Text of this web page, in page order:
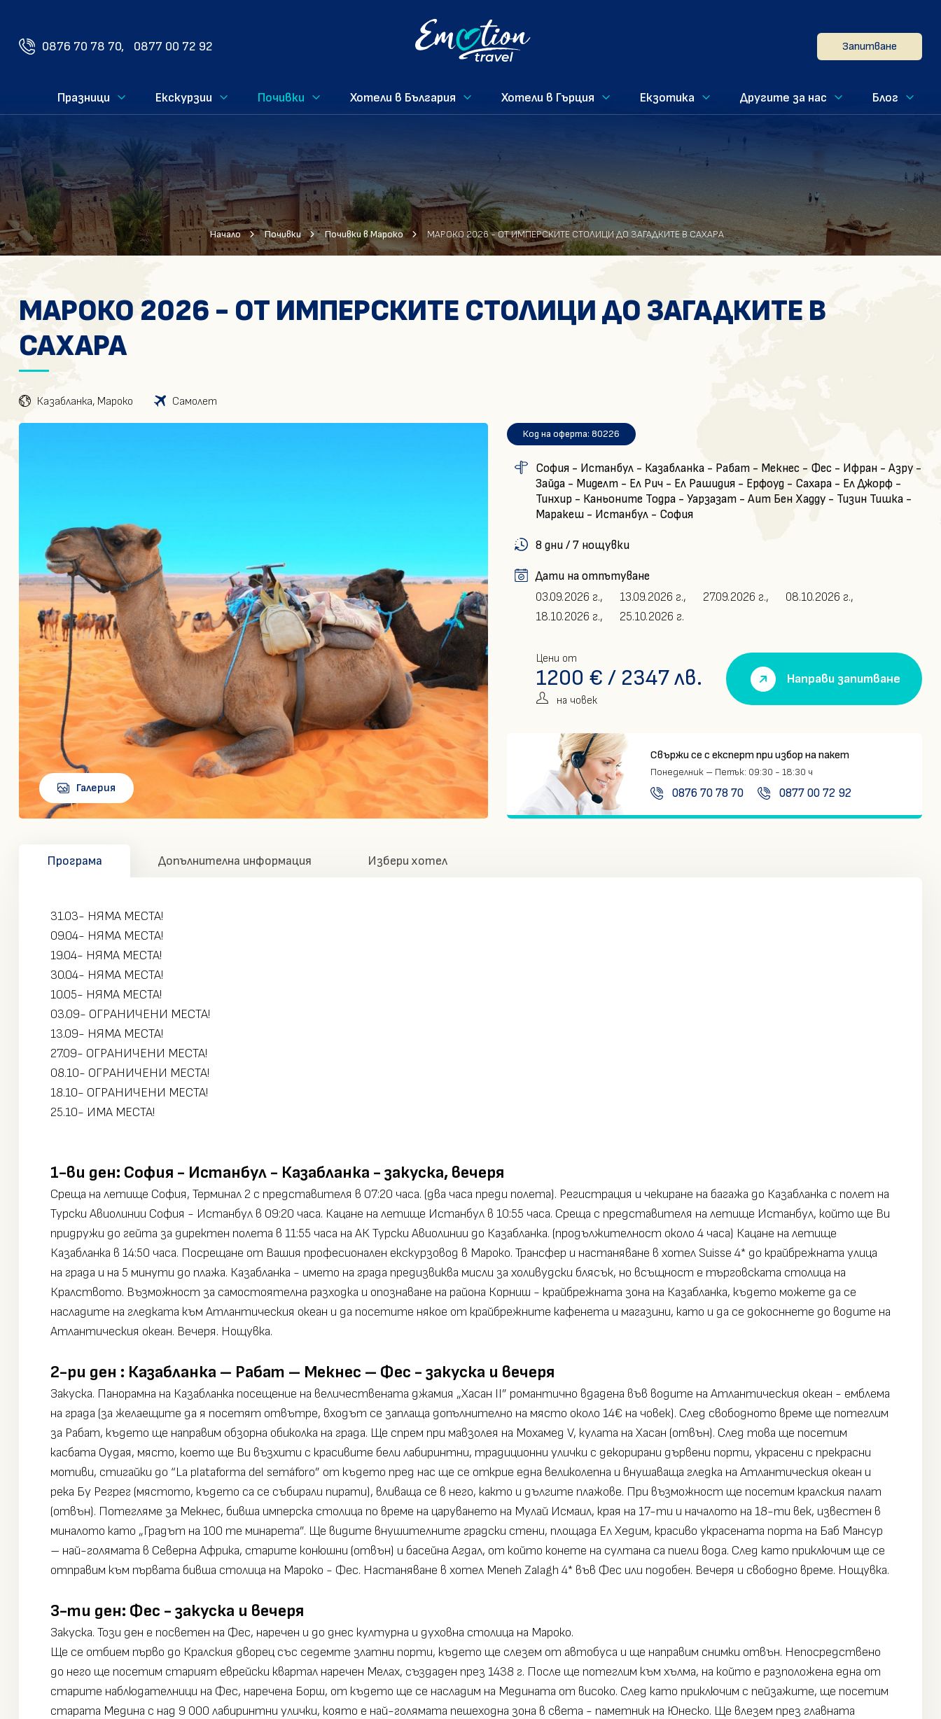
0876 70 78 70, 0877 00 72 92 Запитване
Празници Екскурзии Почивки Хотели в България Хотели в Гърция Екзотика Другите за нас Блог
Начало Почивки Почивки в Мароко МАРОКО 2026 - ОТ ИМПЕРСКИТЕ СТОЛИЦИ ДО ЗАГАДКИТЕ В САХАРА
МАРОКО 2026 - ОТ ИМПЕРСКИТЕ СТОЛИЦИ ДО ЗАГАДКИТЕ В
САХАРА
Казабланка, Мароко Самолет
Галерия
Код на оферта: 80226
София - Истанбул - Казабланка - Рабат - Мекнес - Фес - Ифран - Азру -
Зайда - Миделт - Ел Рич - Ел Рашидия - Ерфоуд - Сахара - Ел Джорф -
Тинхир - Каньоните Тодра - Уарзазат - Аит Бен Хадду - Тизин Тишка -
Маракеш - Истанбул - София
8 дни / 7 нощувки
Дати на отпътуване
03.09.2026 г.,
13.09.2026 г., 27.09.2026 г.,
08.10.2026 г.,
18.10.2026 г.,
25.10.2026 г.
Цени от
1200 € / 2347лв.
на човек
Направи запитване
Свържи се с експерт при избор на пакет
Понеделник – Петък: 09:30 - 18:30 ч
0876 70 78 70 0877 00 72 92
Програма Допълнителна информация Избери хотел
31.03- НЯМА МЕСТА!
09.04- НЯМА МЕСТА!
19.04- НЯМА МЕСТА!
30.04- НЯМА МЕСТА!
10.05- НЯМА МЕСТА!
03.09- ОГРАНИЧЕНИ МЕСТА!
13.09- НЯМА МЕСТА!
27.09- ОГРАНИЧЕНИ МЕСТА!
08.10- ОГРАНИЧЕНИ МЕСТА!
18.10- ОГРАНИЧЕНИ МЕСТА!
25.10- ИМА МЕСТА!
1-ви ден: София - Истанбул - Казабланка - закуска, вечеря
Среща на летище София, Терминал 2 с представителя в 07:20 часа. (два часа преди полета). Регистрация и чекиране на багажа до Казабланка с полет на
Турски Авиолинии София - Истанбул в 09:20 часа. Кацане на летище Истанбул в 10:55 часа. Среща с представителя на летище Истанбул, който ще Ви
придружи до гейта за директен полета в 11:55 часа на АК Турски Авиолинии до Казабланка. (продължителност около 4 часа) Кацане на летище
Казабланка в 14:50 часа. Посрещане от Вашия професионален екскурзовод в Мароко. Трансфер и настаняване в хотел Suisse 4* до крайбрежната улица
на града и на 5 минути до плажа. Казабланка - името на града предизвиква мисли за холивудски блясък, но всъщност е търговската столица на
Кралството. Възможност за самостоятелна разходка и опознаване на района Корниш - крайбрежната зона на Казабланка, където можете да се
насладите на гледката към Атлантическия океан и да посетите някое от крайбрежните кафенета и магазини, като и да се докосннете до водите на
Атлантическия океан. Вечеря. Нощувка.
2-ри ден : Казабланка – Рабат – Мекнес – Фес - закуска и вечеря
Закуска. Панорамна на Казабланка посещение на величествената джамия „Хасан II” романтично вдадена във водите на Атлантическия океан - емблема
на града (за желаещите да я посетят отвътре, входът се заплаща допълнително на място около 14€ на човек). След свободното време ще потеглим
за Рабат, където ще направим обзорна обиколка на града. Ще спрем при мавзолея на Мохамед V, кулата на Хасан (отвън). След това ще посетим
касбата Оудая, място, което ще Ви възхити с красивите бели лабиринтни, традиционни улички с декорирани дървени порти, украсени с прекрасни
мотиви, стигайки до “La plataforma del semáforo” от където пред нас ще се открие една великолепна и внушаваща гледка на Атлантическия океан и
река Бу Регрег (мястото, където са се събирали пирати), вливаща се в него, както и дългите плажове. При възможност ще посетим кралския палат
(отвън). Потегляме за Мекнес, бивша имперска столица по време на царуването на Мулай Исмаил, края на 17-ти и началото на 18-ти век, известен в
миналото като „Градът на 100 те минарета”. Ще видите внушителните градски стени, площада Ел Хедим, красиво украсената порта на Баб Мансур
– най-голямата в Северна Африка, старите конюшни (отвън) и басейна Агдал, от който конете на султана са пиели вода. След като приключим ще се
отправим към първата бивша столица на Мароко - Фес. Настаняване в хотел Meneh Zalagh 4* във Фес или подобен. Вечеря и свободно време. Нощувка.
3-ти ден: Фес - закуска и вечеря
Закуска. Този ден е посветен на Фес, наречен и до днес културна и духовна столица на Мароко.
Ще се отбием първо до Кралския дворец със седемте златни порти, където ще слезем от автобуса и ще направим снимки отвън. Непосредствено
до него ще посетим старият еврейски квартал наречен Мелах, създаден през 1438 г. После ще потеглим към хълма, на който е разположена една от
старите наблюдателници на Фес, наречена Борш, от където ще се насладим на Медината от високо. След като приключим с пейзажите, ще посетим
старата Медина с над 9 000 лабиринтни улички, която е най-голямата пешеходна зона в света - паметник на Юнеско. Ще влезем през главната